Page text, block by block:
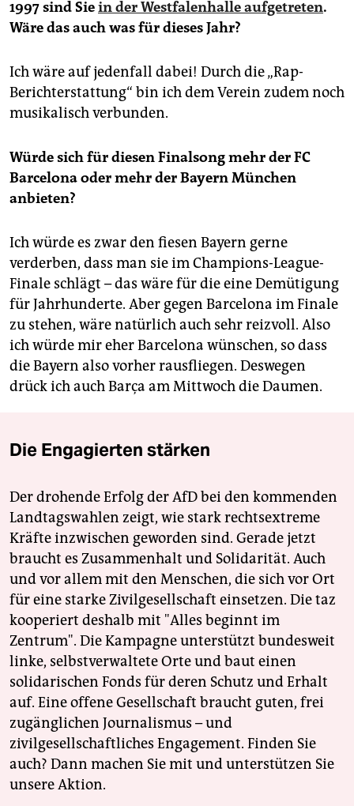
1997 sind Siein der Westfalenhalle aufgetreten.
Wäre das auch was für dieses Jahr?
Ich wäre auf jedenfall dabei! Durch die „Rap-
Berichterstattung“ bin ich dem Verein zudem noch
musikalisch verbunden.
Würde sich für diesen Finalsong mehr der FC
Barcelona oder mehr der Bayern München
anbieten?
Ich würde es zwar den fiesen Bayern gerne
verderben, dass man sie im Champions-League-
Finale schlägt – das wäre für die eine Demütigung
für Jahrhunderte. Aber gegen Barcelona im Finale
zu stehen, wäre natürlich auch sehr reizvoll. Also
ich würde mir eher Barcelona wünschen, so dass
die Bayern also vorher rausfliegen. Deswegen
drück ich auch Barça am Mittwoch die Daumen.
Die Engagierten stärken
Der drohende Erfolg der AfD bei den kommenden
Landtagswahlen zeigt, wie stark rechtsextreme
Kräfte inzwischen geworden sind. Gerade jetzt
braucht es Zusammenhalt und Solidarität. Auch
und vor allem mit den Menschen, die sich vor Ort
für eine starke Zivilgesellschaft einsetzen. Die taz
kooperiert deshalb mit "Alles beginnt im
Zentrum". Die Kampagne unterstützt bundesweit
linke, selbstverwaltete Orte und baut einen
solidarischen Fonds für deren Schutz und Erhalt
auf. Eine offene Gesellschaft braucht guten, frei
zugänglichen Journalismus – und
zivilgesellschaftliches Engagement. Finden Sie
auch? Dann machen Sie mit und unterstützen Sie
unsere Aktion.